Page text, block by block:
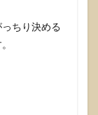
ちり決める